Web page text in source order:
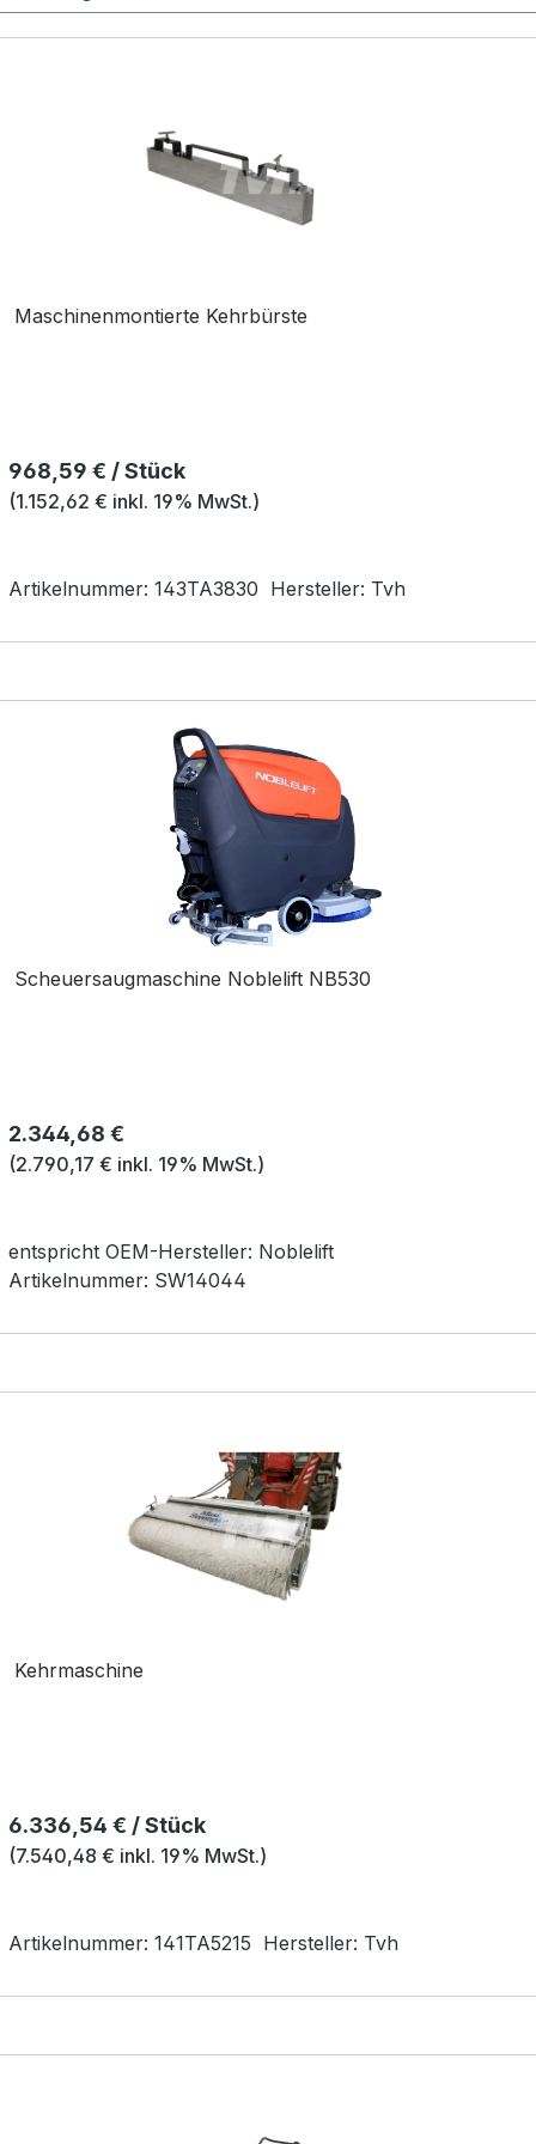
Maschinenmontierte Kehrbürste
Regulärer Preis:
968,59 € / Stück
(1.152,62 € inkl. 19% MwSt.)
Hersteller: Tvh
Artikelnummer: 143TA3830
Scheuersaugmaschine Noblelift NB530
Regulärer Preis:
2.344,68 €
(2.790,17 € inkl. 19% MwSt.)
entspricht OEM-Hersteller: Noblelift
Artikelnummer: SW14044
Kehrmaschine
Regulärer Preis:
6.336,54 € / Stück
(7.540,48 € inkl. 19% MwSt.)
Hersteller: Tvh
Artikelnummer: 141TA5215